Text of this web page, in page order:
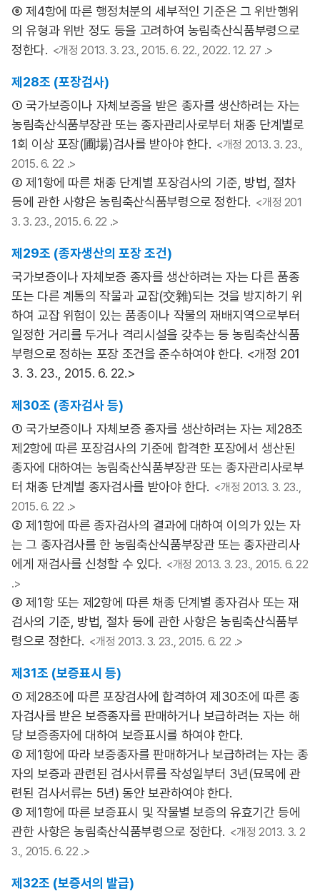
⑥ 제4항에 따른 행정처분의 세부적인 기준은 그 위반행위
의 유형과 위반 정도 등을 고려하여 농림축산식품부령으로
정한다. <개정 2013. 3. 23., 2015. 6. 22., 2022. 12. 27 .>
제28조 (포장검사)
① 국가보증이나 자체보증을 받은 종자를 생산하려는 자는
농림축산식품부장관 또는 종자관리사로부터 채종 단계별로
1회 이상 포장(圃場)검사를 받아야 한다. <개정 2013. 3. 23.,
2015. 6. 22 .>
② 제1항에 따른 채종 단계별 포장검사의 기준, 방법, 절차
등에 관한 사항은 농림축산식품부령으로 정한다. <개정 201
3. 3. 23., 2015. 6. 22 .>
제29조 (종자생산의 포장 조건)
국가보증이나 자체보증 종자를 생산하려는 자는 다른 품종
또는 다른 계통의 작물과 교잡(交雜)되는 것을 방지하기 위
하여 교잡 위험이 있는 품종이나 작물의 재배지역으로부터
일정한 거리를 두거나 격리시설을 갖추는 등 농림축산식품
부령으로 정하는 포장 조건을 준수하여야 한다. <개정 201
3. 3. 23., 2015. 6. 22.>
제30조 (종자검사 등)
① 국가보증이나 자체보증 종자를 생산하려는 자는 제28조
제2항에 따른 포장검사의 기준에 합격한 포장에서 생산된
종자에 대하여는 농림축산식품부장관 또는 종자관리사로부
터 채종 단계별 종자검사를 받아야 한다. <개정 2013. 3. 23.,
2015. 6. 22 .>
② 제1항에 따른 종자검사의 결과에 대하여 이의가 있는 자
는 그 종자검사를 한 농림축산식품부장관 또는 종자관리사
에게 재검사를 신청할 수 있다. <개정 2013. 3. 23., 2015. 6. 22
.>
③ 제1항 또는 제2항에 따른 채종 단계별 종자검사 또는 재
검사의 기준, 방법, 절차 등에 관한 사항은 농림축산식품부
령으로 정한다. <개정 2013. 3. 23., 2015. 6. 22 .>
제31조 (보증표시 등)
① 제28조에 따른 포장검사에 합격하여 제30조에 따른 종
자검사를 받은 보증종자를 판매하거나 보급하려는 자는 해
당 보증종자에 대하여 보증표시를 하여야 한다.
② 제1항에 따라 보증종자를 판매하거나 보급하려는 자는 종
자의 보증과 관련된 검사서류를 작성일부터 3년(묘목에 관
련된 검사서류는 5년) 동안 보관하여야 한다.
③ 제1항에 따른 보증표시 및 작물별 보증의 유효기간 등에
관한 사항은 농림축산식품부령으로 정한다. <개정 2013. 3. 2
3., 2015. 6. 22 .>
제32조 (보증서의 발급)